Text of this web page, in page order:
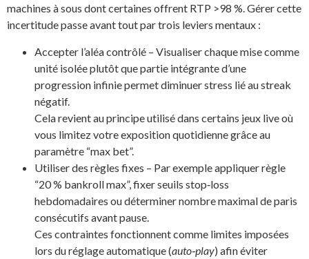
machines à sous dont certaines offrent RTP >98 %. Gérer cette
incertitude passe avant tout par trois leviers mentaux :
Accepter l’aléa contrôlé – Visualiser chaque mise comme
unité isolée plutôt que partie intégrante d’une
progression infinie permet diminuer stress lié au streak
négatif.
Cela revient au principe utilisé dans certains jeux live où
vous limitez votre exposition quotidienne grâce au
paramètre “max bet”.
Utiliser des règles fixes – Par exemple appliquer règle
“20 % bankroll max”, fixer seuils stop‐loss
hebdomadaires ou déterminer nombre maximal de paris
consécutifs avant pause.
Ces contraintes fonctionnent comme limites imposées
lors du réglage automatique (auto‐play) afin éviter